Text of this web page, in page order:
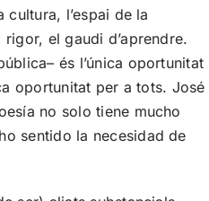
cultura, l’espai de la
el gaudi d’aprendre.
és l’única oportunitat
oportunitat per a tots. José
no solo tiene mucho
sentido la necesidad de